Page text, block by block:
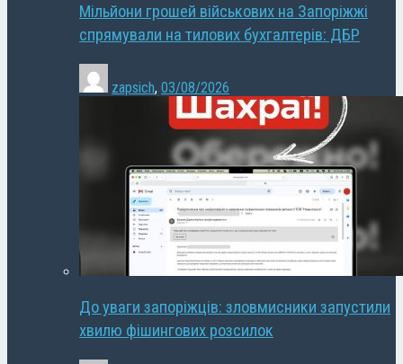
Мільйони грошей військових на Запоріжжі
спрямували на тилових бухгалтерів: ДБР
zapsich, 03/08/2026
До уваги запоріжців: зловмисники запустили
хвилю фішингових розсилок